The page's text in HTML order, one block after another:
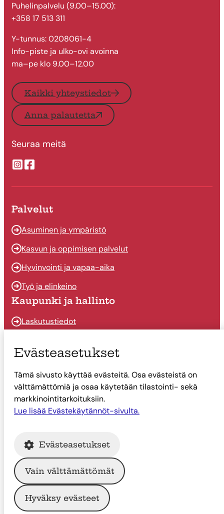
Puhelinpalvelu (9.00–15.00):
+358 17 513 311
Y-tunnus: 0208061-4
Info-piste ja ulko-ovi avoinna
ma–pe klo 9.00–12.00
Kaikki yhteystiedot
Anna palautetta
Seuraa meitä
Suonenjoen kaupungin Instragram
Suonenjoen kaupungin Facebook
Palvelut
Asuminen ja ympäristö
Kasvun ja oppimisen palvelut
Hyvinvointi ja vapaa-aika
Työ ja elinkeino
Kaupunki ja hallinto
Laskutustiedot
Päätöksenteko
Talous
Yhteystiedot
Tietoa Suonenjoesta
Tietoa Suonenjoesta
© Suonenjoen kaupunki
Intranet
Tietosuoja
Evästekäytännöt
Evästeasetukset
Tämä sivusto käyttää evästeitä. Osa evästeistä on
välttämättömiä ja osaa käytetään tilastointi- sekä
markkinointitarkoituksiin.
Lue lisää Evästekäytännöt-sivulta.
Evästeasetukset
Vain välttämättömät
Hyväksy evästeet